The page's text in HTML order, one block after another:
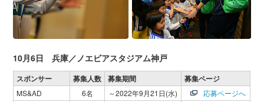
10月6日 兵庫／ノエビアスタジアム神戸
スポンサー 募集人数 募集期間 募集ページ
MS&AD 6名 ～2022年9月21日(水)
応募ページへ